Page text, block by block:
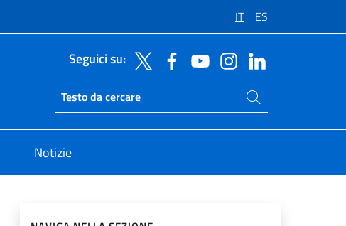
IT ES
Seguici su:
Ricerca sito live
Cerca nel sito
Notizie